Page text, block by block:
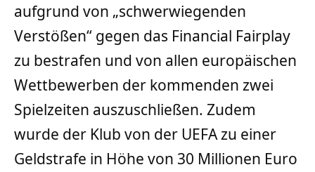
aufgrund von „schwerwiegenden
Verstößen“ gegen das Financial Fairplay
zu bestrafen und von allen europäischen
Wettbewerben der kommenden zwei
Spielzeiten auszuschließen. Zudem
wurde der Klub von der UEFA zu einer
Geldstrafe in Höhe von 30 Millionen Euro